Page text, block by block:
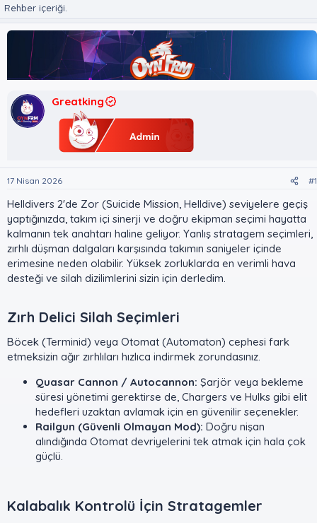
y
l
t
a
n
g
ı
ç
t
r
i
h
i
l
e
r
Rehber içeriği.
Greatking
17 Nisan 2026 #1
Helldivers 2'de Zor (Suicide Mission, Helldive) seviyelere geçiş
yaptığınızda, takım içi sinerji ve doğru ekipman seçimi hayatta
kalmanın tek anahtarı haline geliyor. Yanlış stratagem seçimleri,
zırhlı düşman dalgaları karşısında takımın saniyeler içinde
erimesine neden olabilir. Yüksek zorluklarda en verimli hava
desteği ve silah dizilimlerini sizin için derledim.
Zırh Delici Silah Seçimleri​
Böcek (Terminid) veya Otomat (Automaton) cephesi fark
etmeksizin ağır zırhlıları hızlıca indirmek zorundasınız.
Quasar Cannon / Autocannon: Şarjör veya bekleme
süresi yönetimi gerektirse de, Chargers ve Hulks gibi elit
hedefleri uzaktan avlamak için en güvenilir seçenekler.
Railgun (Güvenli Olmayan Mod): Doğru nişan
alındığında Otomat devriyelerini tek atmak için hala çok
güçlü.
Kalabalık Kontrolü İçin Stratagemler​